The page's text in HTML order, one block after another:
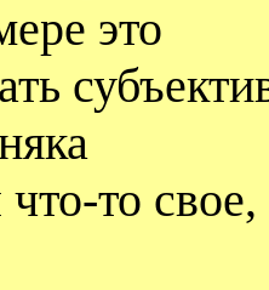
это
то